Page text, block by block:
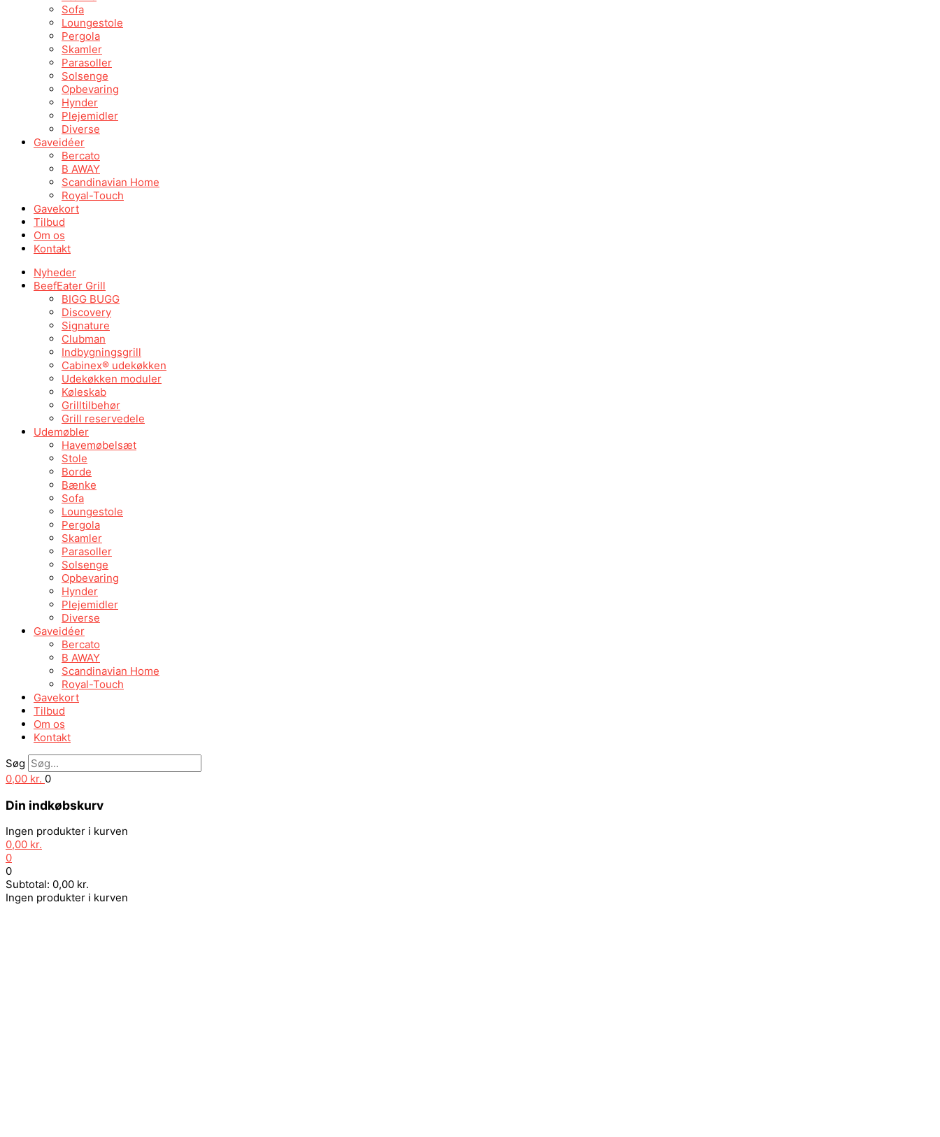
Sofa
Loungestole
Pergola
Skamler
Parasoller
Solsenge
Opbevaring
Hynder
Plejemidler
Diverse
Gaveidéer
Bercato
B AWAY
Scandinavian Home
Royal-Touch
Gavekort
Tilbud
Om os
Kontakt
Nyheder
BeefEater Grill
BIGG BUGG
Discovery
Signature
Clubman
Indbygningsgrill
Cabinex® udekøkken
Udekøkken moduler
Køleskab
Grilltilbehør
Grill reservedele
Udemøbler
Havemøbelsæt
Stole
Borde
Bænke
Sofa
Loungestole
Pergola
Skamler
Parasoller
Solsenge
Opbevaring
Hynder
Plejemidler
Diverse
Gaveidéer
Bercato
B AWAY
Scandinavian Home
Royal-Touch
Gavekort
Tilbud
Om os
Kontakt
Søg
0,00 kr. 0
Din indkøbskurv
Ingen produkter i kurven
0,00 kr.
0
0
Subtotal: 0,00 kr.
Ingen produkter i kurven